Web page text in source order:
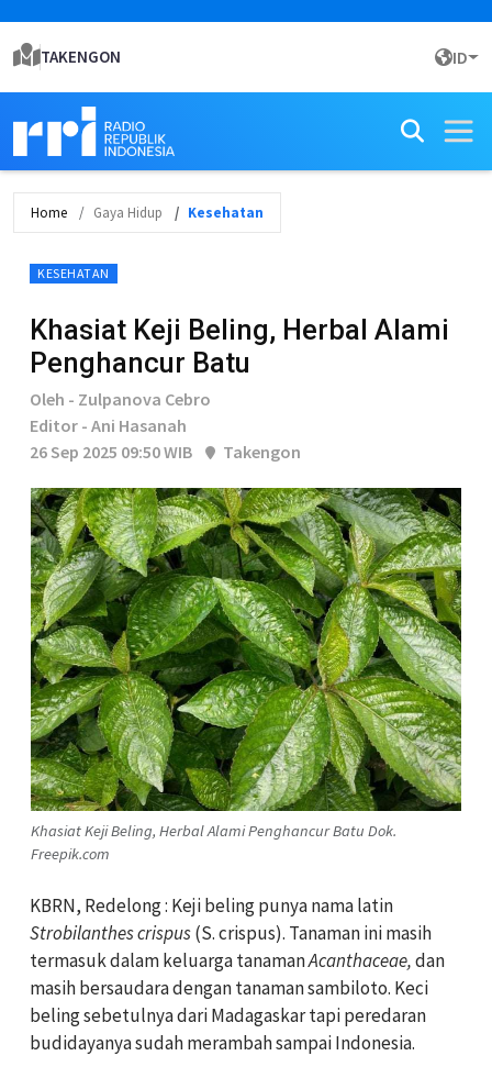
TAKENGON ID
Home Gaya Hidup Kesehatan
KESEHATAN
Khasiat Keji Beling, Herbal Alami
Penghancur Batu
Oleh - Zulpanova Cebro
Editor - Ani Hasanah
26 Sep 2025 09:50 WIB
Takengon
Khasiat Keji Beling, Herbal Alami Penghancur Batu Dok.
Freepik.com
KBRN, Redelong : Keji beling punya nama latin
Strobilanthes crispus(S. crispus). Tanaman ini masih
termasuk dalam keluarga tanamanAcanthaceae,dan
masih bersaudara dengan tanaman sambiloto. Keci
beling sebetulnya dari Madagaskar tapi peredaran
budidayanya sudah merambah sampai Indonesia.